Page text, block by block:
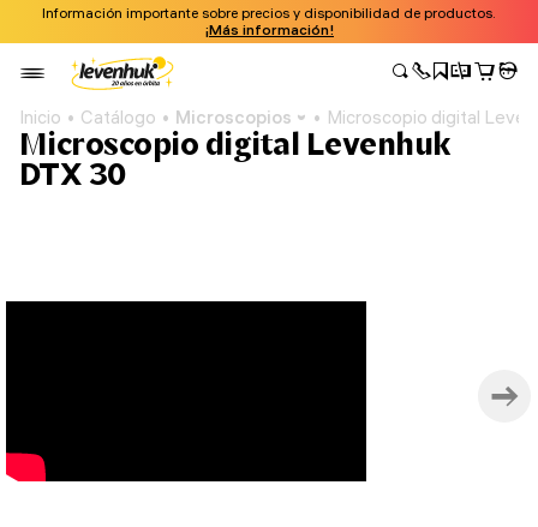
Información importante sobre precios y disponibilidad de productos.
¡Más información!
Inicio Catálogo Microscopios Microscopio digital
Microscopio digital Levenhuk
DTX 30